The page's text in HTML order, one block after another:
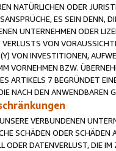
NATÜRLICHEN ODER
ES SEIN DENN,
UNTERNEHMEN ODER
VERLUSTS VON
VON INVESTITIONEN,
VORNEHMEN BZW.
ARTIKELS 7 BEGRÜNDET
NACH DEN ANWENDBAREN
VERBUNDENEN
SCHÄDEN ODER
ODER DATENVERLUST, DIE